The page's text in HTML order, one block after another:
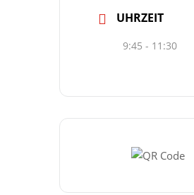
UHRZEIT
9:45 - 11:30